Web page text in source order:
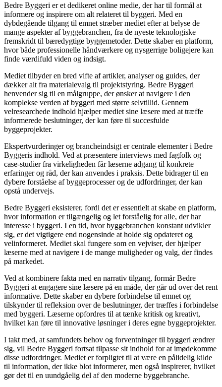
Bedre Byggeri er et dedikeret online medie, der har til formål at
informere og inspirere om alt relateret til byggeri. Med en
dybdegående tilgang til emnet stræber mediet efter at belyse de
mange aspekter af byggebranchen, fra de nyeste teknologiske
fremskridt til bæredygtige byggemetoder. Dette skaber en platform,
hvor både professionelle håndværkere og nysgerrige boligejere kan
finde værdifuld viden og indsigt.
Mediet tilbyder en bred vifte af artikler, analyser og guides, der
dækker alt fra materialevalg til projektstyring. Bedre Byggeri
henvender sig til en målgruppe, der ønsker at navigere i den
komplekse verden af byggeri med større selvtillid. Gennem
velresearchede indhold hjælper mediet sine læsere med at træffe
informerede beslutninger, der kan føre til succesfulde
byggeprojekter.
Ekspertvurderinger og brancheindsigt er centrale elementer i Bedre
Byggeris indhold. Ved at præsentere interviews med fagfolk og
case-studier fra virkeligheden får læserne adgang til konkrete
erfaringer og råd, der kan anvendes i praksis. Dette bidrager til en
dybere forståelse af byggeprocesser og de udfordringer, der kan
opstå undervejs.
Bedre Byggeri eksisterer, fordi det er essentielt at skabe en platform,
hvor information er tilgængelig og let forståelig for alle, der har
interesse i byggeri. I en tid, hvor byggebranchen konstant udvikler
sig, er det vigtigere end nogensinde at holde sig opdateret og
velinformeret. Mediet skal fungere som en vejviser, der hjælper
læserne med at navigere i de mange muligheder og valg, der findes
på markedet.
Ved at kombinere fakta med en narrativ tilgang, formår Bedre
Byggeri at engagere sine læsere på en måde, der går ud over det rent
informative. Dette skaber en dybere forbindelse til emnet og
tilskynder til refleksion over de beslutninger, der træffes i forbindelse
med byggeri. Læserne opfordres til at tænke kritisk og kreativt,
hvilket kan føre til innovative løsninger i deres egne byggeprojekter.
I takt med, at samfundets behov og forventninger til byggeri ændrer
sig, vil Bedre Byggeri fortsat tilpasse sit indhold for at imødekomme
disse udfordringer. Mediet er forpligtet til at være en pålidelig kilde
til information, der ikke blot informerer, men også inspirerer, hvilket
gør det til en uundgåelig del af den moderne byggebranche.